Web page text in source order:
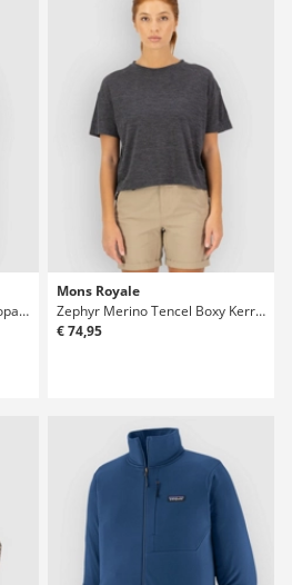
Merino Icon Relaxed Kerrastopaita
Mons Royale
Zephyr Merino Tencel Boxy Kerrastopaita
€ 74,95